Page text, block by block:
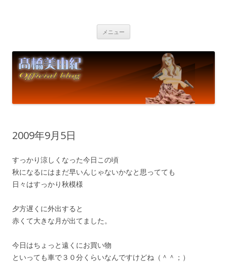
メニュー
ン
ツ
へ
ス
キ
ッ
プ
2009年9月5日
すっかり涼しくなった今日この頃
秋になるにはまだ早いんじゃないかなと思ってても
日々はすっかり秋模様
夕方遅くに外出すると
赤くて大きな月が出てました。
今日はちょっと遠くにお買い物
といっても車で３０分くらいなんですけどね（＾＾；）